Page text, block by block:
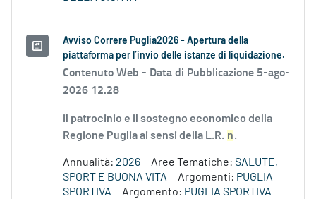
Avviso Correre Puglia2026 - Apertura della
piattaforma per l’invio delle istanze di liquidazione.
Contenuto Web - Data di Pubblicazione 5-ago-
2026 12.28
il patrocinio e il sostegno economico della
Regione Puglia ai sensi della L.R. n.
Annualità: 2026 Aree Tematiche: SALUTE,
SPORT E BUONA VITA
Argomenti: PUGLIA
SPORTIVA
Argomento: PUGLIA SPORTIVA